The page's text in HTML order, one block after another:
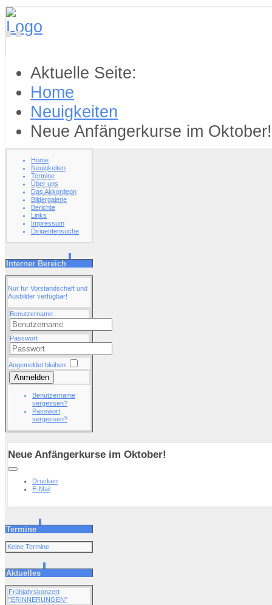
Aktuelle Seite:
Home
Neuigkeiten
Neue Anfängerkurse im Oktober!
Home
Neuigkeiten
Termine
Über uns
Das Akkordeon
Bildergalerie
Berichte
Links
Impressum
Dirigentensuche
Interner Bereich
Nur für Vorstandschaft und
Ausbilder verfügbar!
Benutzername
Passwort
Angemeldet bleiben
Anmelden
Benutzername
vergessen?
Passwort
vergessen?
Neue Anfängerkurse im Oktober!
Drucken
E-Mail
Termine
Keine Termine
Aktuelles
Frühjahrskonzert
"ERINNERUNGEN"